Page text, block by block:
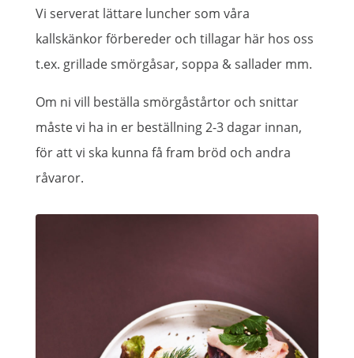
Vi serverat lättare luncher som våra
kallskänkor förbereder och tillagar här hos oss
t.ex. grillade smörgåsar, soppa & sallader mm.
Om ni vill beställa smörgåstårtor och snittar
måste vi ha in er beställning 2-3 dagar innan,
för att vi ska kunna få fram bröd och andra
råvaror.